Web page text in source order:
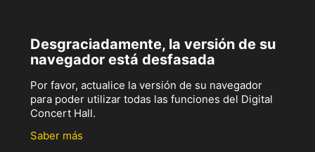
Desgraciadamente, la versión de su
navegador está desfasada
Por favor, actualice la versión de su navegador
para poder utilizar todas las funciones del Digital
Concert Hall.
Saber más